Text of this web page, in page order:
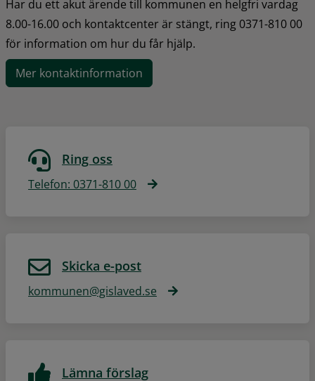
Har du ett akut ärende till kommunen en helgfri vardag
8.00-16.00 och kontaktcenter är stängt, ring 0371-810 00
för information om hur du får hjälp.
Mer kontaktinformation
Ring oss
Telefon: 0371-810 00
Skicka e-post
kommunen@gislaved.se
Lämna förslag